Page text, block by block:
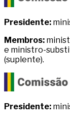
Presidente:
Membros:
e ministro-
(suplente).
Presidente: